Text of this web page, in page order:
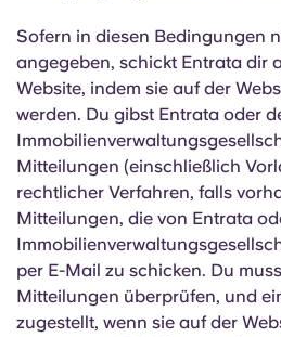
Sofern in diesen Bedingungen
angegeben, schickt Entrata dir
Website, indem sie auf der
werden. Du gibst Entrata oder
Mitteilungen (einschließlich
rechtlicher Verfahren, falls
Mitteilungen, die von Entrata
per E-Mail zu schicken. Du
Mitteilungen überprüfen, und
zugestellt, wenn sie auf der